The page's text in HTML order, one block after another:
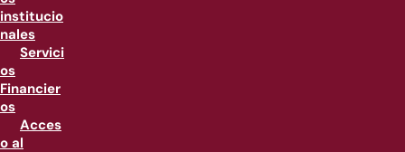
institucio
nales
Servici
os
Financier
os
Acces
o al